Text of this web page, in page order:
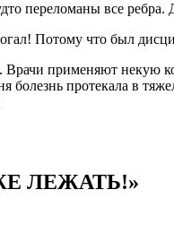
переломаны все
Потому что был
Врачи применяют
протекала в
ЛЕЖАТЬ!»